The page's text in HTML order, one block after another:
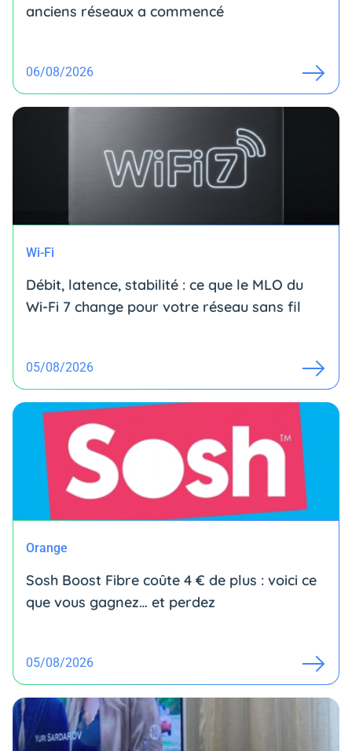
anciens réseaux a commencé
06/08/2026
Wi-Fi
Débit, latence, stabilité : ce que le MLO du
Wi-Fi 7 change pour votre réseau sans fil
05/08/2026
Orange
Sosh Boost Fibre coûte 4 € de plus : voici ce
que vous gagnez… et perdez
05/08/2026